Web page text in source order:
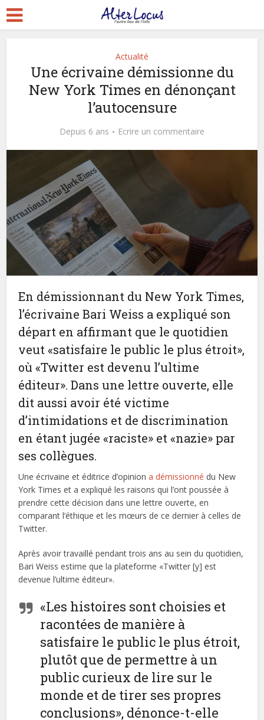
Actualité
Une écrivaine démissionne du
New York Times en dénonçant
l’autocensure
Depuis 6 ans Ecrire un commentaire
En démissionnant du New York Times,
l’écrivaine Bari Weiss a expliqué son
départ en affirmant que le quotidien
veut «satisfaire le public le plus étroit»,
où «Twitter est devenu l’ultime
éditeur». Dans une lettre ouverte, elle
dit aussi avoir été victime
d’intimidations et de discrimination
en étant jugée «raciste» et «nazie» par
ses collègues.
Une écrivaine et éditrice d’opiniona démissionné du New
York Times et a expliqué les raisons qui l’ont poussée à
prendre cette décision dans une lettre ouverte, en
comparant l’éthique et les mœurs de ce dernier à celles de
Twitter.
Après avoir travaillé pendant trois ans au sein du quotidien,
Bari Weiss estime que la plateforme «Twitter [y] est
devenue l’ultime éditeur».
«Les histoires sont choisies et
racontées de manière à
satisfaire le public le plus étroit,
plutôt que de permettre à un
public curieux de lire sur le
monde et de tirer ses propres
conclusions», dénonce-t-elle